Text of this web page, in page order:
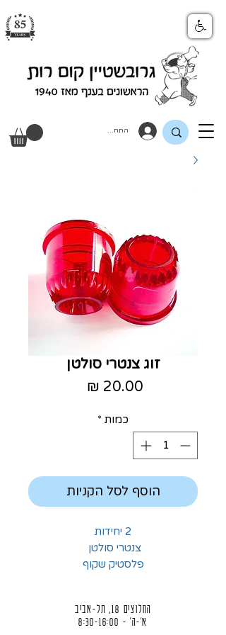
התחבר
זוג צנטרי סולטן
כמות *
הוסף לסל הקניות
2 יחידות
צנטרי סולטן
פלסטיק שקוף
החלוצים 18, תל-אביב
א'-ה' - 8:30-16:00